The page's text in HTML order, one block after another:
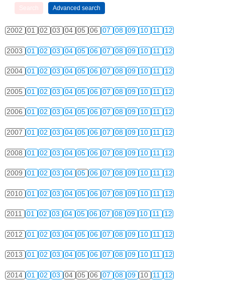
2002 01 02 03 04 05 06 07 08 09 10 11 12
2003 01 02 03 04 05 06 07 08 09 10 11 12
2004 01 02 03 04 05 06 07 08 09 10 11 12
2005 01 02 03 04 05 06 07 08 09 10 11 12
2006 01 02 03 04 05 06 07 08 09 10 11 12
2007 01 02 03 04 05 06 07 08 09 10 11 12
2008 01 02 03 04 05 06 07 08 09 10 11 12
2009 01 02 03 04 05 06 07 08 09 10 11 12
2010 01 02 03 04 05 06 07 08 09 10 11 12
2011 01 02 03 04 05 06 07 08 09 10 11 12
2012 01 02 03 04 05 06 07 08 09 10 11 12
2013 01 02 03 04 05 06 07 08 09 10 11 12
2014 01 02 03 04 05 06 07 08 09 10 11 12